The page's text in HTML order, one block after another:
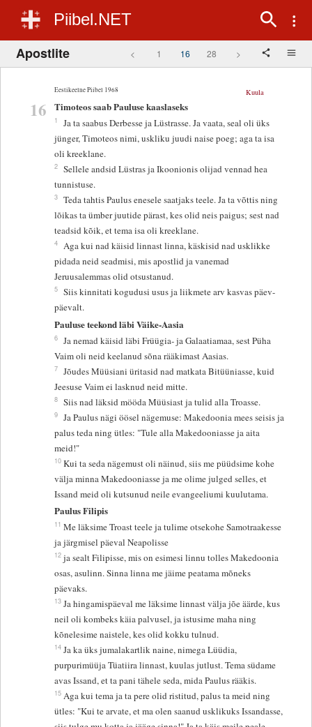
Piibel.NET
Apostlite < 1 16 28 >
Eestikeelne Piibel 1968
16
Kuula
Timoteos saab Pauluse kaaslaseks
1
Ja ta saabus Derbesse ja Lüstrasse. Ja vaata, seal oli üks
jünger, Timoteos nimi, uskliku juudi naise poeg; aga ta isa
oli kreeklane.
2 Sellele andsid Lüstras ja Ikoonionis olijad vennad hea
tunnistuse.
3 Teda tahtis Paulus enesele saatjaks teele. Ja ta võttis ning
lõikas ta ümber juutide pärast, kes olid neis paigus; sest nad
teadsid kõik, et tema isa oli kreeklane.
4 Aga kui nad käisid linnast linna, käskisid nad usklikke
pidada neid seadmisi, mis apostlid ja vanemad
Jeruusalemmas olid otsustanud.
5 Siis kinnitati kogudusi usus ja liikmete arv kasvas päev-
päevalt.
Pauluse teekond läbi Väike-Aasia
6 Ja nemad käisid läbi Früügia- ja Galaatiamaa, sest Püha
Vaim oli neid keelanud sõna rääkimast Aasias.
7 Jõudes Müüsiani üritasid nad matkata Bitüüniasse, kuid
Jeesuse Vaim ei lasknud neid mitte.
8 Siis nad läksid mööda Müüsiast ja tulid alla Troasse.
9 Ja Paulus nägi öösel nägemuse: Makedoonia mees seisis ja
palus teda ning ütles: "Tule alla Makedooniasse ja aita
meid!"
10 Kui ta seda nägemust oli näinud, siis me püüdsime kohe
välja minna Makedooniasse ja me olime julged selles, et
Issand meid oli kutsunud neile evangeeliumi kuulutama.
Paulus Filipis
11 Me läksime Troast teele ja tulime otsekohe Samotraakesse
ja järgmisel päeval Neapolisse
12 ja sealt Filipisse, mis on esimesi linnu tolles Makedoonia
osas, asulinn. Sinna linna me jäime peatama mõneks
päevaks.
13 Ja hingamispäeval me läksime linnast välja jõe äärde, kus
neil oli kombeks käia palvusel, ja istusime maha ning
kõnelesime naistele, kes olid kokku tulnud.
14 Ja ka üks jumalakartlik naine, nimega Lüüdia,
purpurimüüja Tüatiira linnast, kuulas jutlust. Tema südame
avas Issand, et ta pani tähele seda, mida Paulus rääkis.
15 Aga kui tema ja ta pere olid ristitud, palus ta meid ning
ütles: "Kui te arvate, et ma olen saanud usklikuks Issandasse,